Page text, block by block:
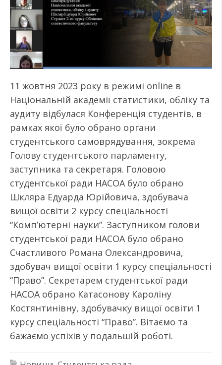
11 жовтня 2023 року в режимі online в
Національній академії статистики, обліку та
аудиту відбулася Конференція студентів, в
рамках якої було обрано органи
студентського самоврядування, зокрема
Голову студентського парламенту,
заступника та секретаря. Головою
студентської ради НАСОА було обрано
Шкляра Едуарда Юрійовича, здобувача
вищої освіти 2 курсу спеціальності
“Комп’ютерні науки”. Заступником голови
студентської ради НАСОА було обрано
Счастливого Романа Олександровича,
здобувач вищої освіти 1 курсу спеціальності
“Право”. Секретарем студентської ради
НАСОА обрано Катасонову Кароліну
Костянтинівну, здобувачку вищої освіти 1
курсу спеціальності “Право”. Вітаємо та
бажаємо успіхів у подальшій роботі.